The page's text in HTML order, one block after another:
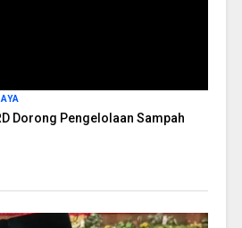
Dorong Pengelolaan Sampah